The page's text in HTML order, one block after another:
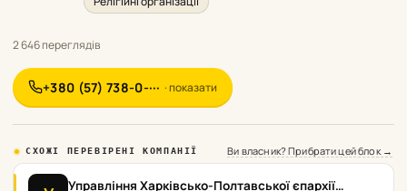
2 646 переглядів
+380 (57) 738-0-··· · показати
СХОЖІ ПЕРЕВІРЕНІ КОМПАНІЇ Ви власник? Прибрати цей блок →
Управління Харківсько-Полтавської єпархії